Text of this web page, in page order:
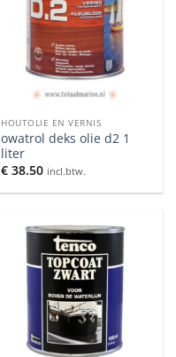
HOUTOLIE EN VERNIS
owatrol deks olie d2 1
liter
€ 38.50 incl.btw.